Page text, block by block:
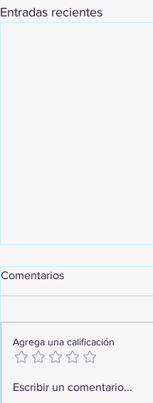
Entradas recientes
¡Arte, Vino y las Mejores
Comentarios
Agrega una calificación
Escribir un comentario...